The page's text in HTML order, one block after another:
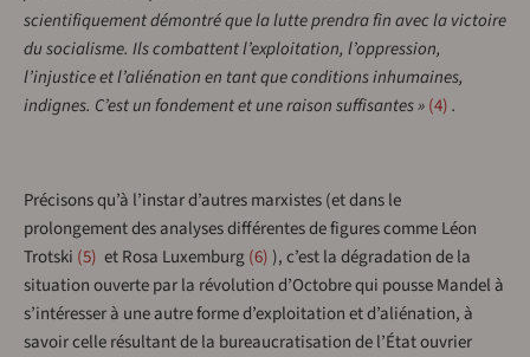
scientifiquement démontré que la lutte prendra fin avec la victoire
du socialisme. Ils combattent l’exploitation, l’oppression,
l’injustice et l’aliénation en tant que conditions inhumaines,
indignes. C’est un fondement et une raison suffisantes » 4 .
Précisons qu’à l’instar d’autres marxistes (et dans le
prolongement des analyses différentes de figures comme Léon
Trotski 5 et Rosa Luxemburg 6 ), c’est la dégradation de la
situation ouverte par la révolution d’Octobre qui pousse Mandel à
s’intéresser à une autre forme d’exploitation et d’aliénation, à
savoir celle résultant de la bureaucratisation de l’État ouvrier